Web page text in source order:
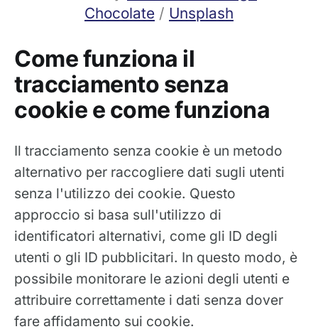
Chocolate / Unsplash
Come funziona il
tracciamento senza
cookie e come funziona
Il tracciamento senza cookie è un metodo
alternativo per raccogliere dati sugli utenti
senza l'utilizzo dei cookie. Questo
approccio si basa sull'utilizzo di
identificatori alternativi, come gli ID degli
utenti o gli ID pubblicitari. In questo modo, è
possibile monitorare le azioni degli utenti e
attribuire correttamente i dati senza dover
fare affidamento sui cookie.